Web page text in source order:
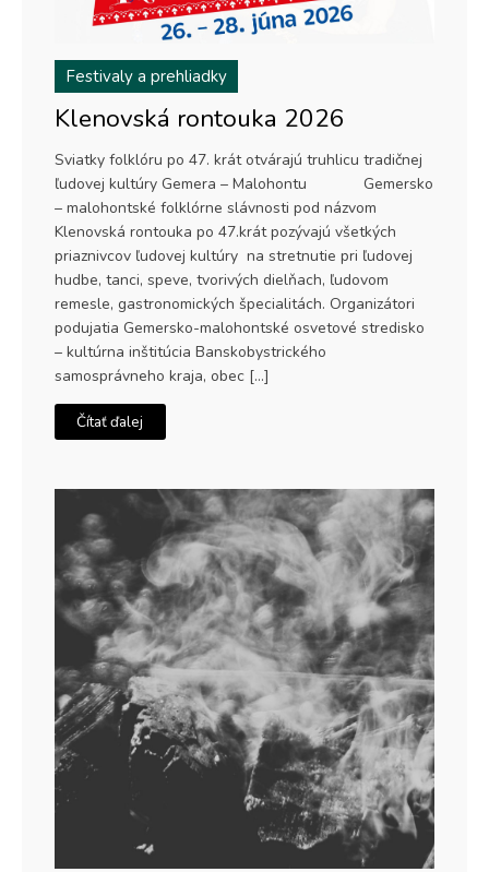
Festivaly a prehliadky
Klenovská rontouka 2026
Sviatky folklóru po 47. krát otvárajú truhlicu tradičnej
ľudovej kultúry Gemera – Malohontu Gemersko
– malohontské folklórne slávnosti pod názvom
Klenovská rontouka po 47.krát pozývajú všetkých
priaznivcov ľudovej kultúry na stretnutie pri ľudovej
hudbe, tanci, speve, tvorivých dielňach, ľudovom
remesle, gastronomických špecialitách. Organizátori
podujatia Gemersko-malohontské osvetové stredisko
– kultúrna inštitúcia Banskobystrického
samosprávneho kraja, obec […]
Čítať ďalej